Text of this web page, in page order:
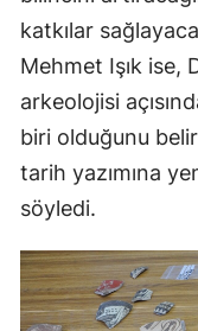
katkılar
Mehmet Işık ise,
arkeolojisi
biri olduğunu
tarih yazımına
söyledi.